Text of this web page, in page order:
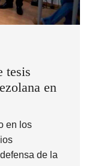
tesis
en
en los
de la